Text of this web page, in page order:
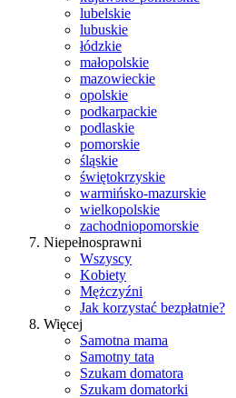
lubelskie
lubuskie
łódzkie
małopolskie
mazowieckie
opolskie
podkarpackie
podlaskie
pomorskie
śląskie
świętokrzyskie
warmińsko-mazurskie
wielkopolskie
zachodniopomorskie
Niepełnosprawni
Wszyscy
Kobiety
Mężczyźni
Jak korzystać bezpłatnie?
Więcej
Samotna mama
Samotny tata
Szukam domatora
Szukam domatorki